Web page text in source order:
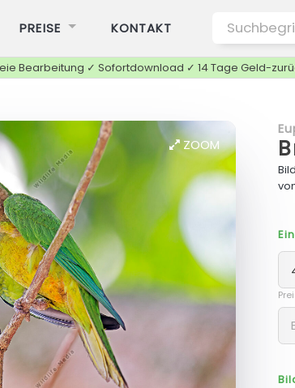
PREISE KONTAKT
Bearbeitung ✓ Sofortdownload ✓ 14 Tage Geld-
ZOOM